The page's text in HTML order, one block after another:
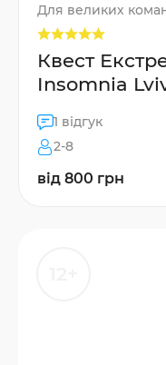
Для великих
Квест
Insomnia
1 відгук
2-8
від 800 грн